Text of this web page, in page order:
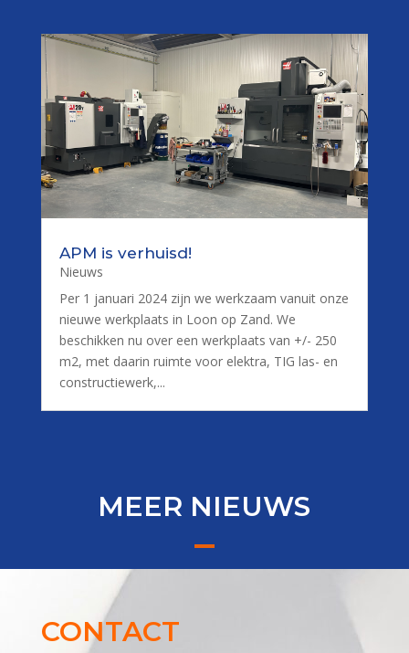
APM is verhuisd!
Nieuws
Per 1 januari 2024 zijn we werkzaam vanuit onze
nieuwe werkplaats in Loon op Zand. We
beschikken nu over een werkplaats van +/- 250
m2, met daarin ruimte voor elektra, TIG las- en
constructiewerk,...
MEER NIEUWS
CONTACT